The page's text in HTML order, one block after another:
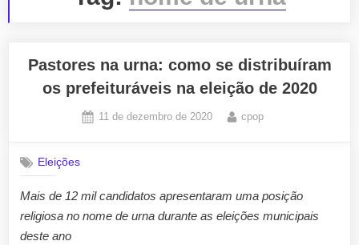
Pastores na urna: como se distribuíram
os prefeituráveis na eleição de 2020
Posted
11 de dezembro de 2020 By
cpop
Eleições
Mais de 12 mil candidatos apresentaram uma posição
religiosa no nome de urna durante as eleições municipais
deste ano